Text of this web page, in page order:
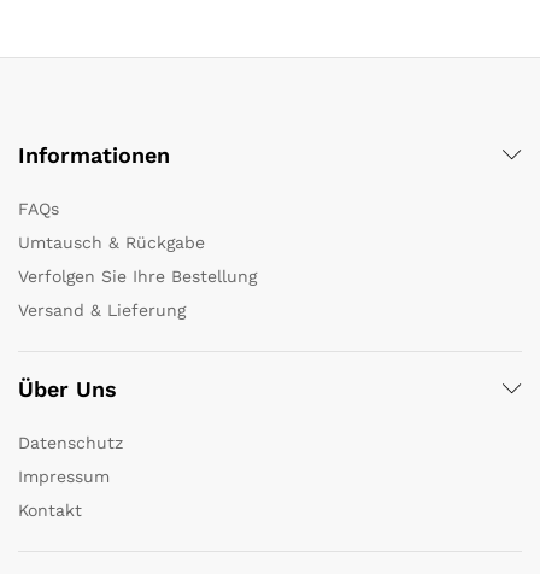
Informationen
FAQs
Umtausch & Rückgabe
Verfolgen Sie Ihre Bestellung
Versand & Lieferung
Über Uns
Datenschutz
Impressum
Kontakt